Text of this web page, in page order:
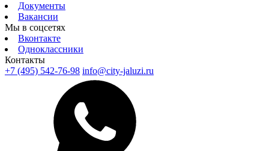
Документы
Вакансии
Мы в соцсетях
Вконтакте
Одноклассники
Контакты
+7 (495) 542-76-98 info@city-jaluzi.ru